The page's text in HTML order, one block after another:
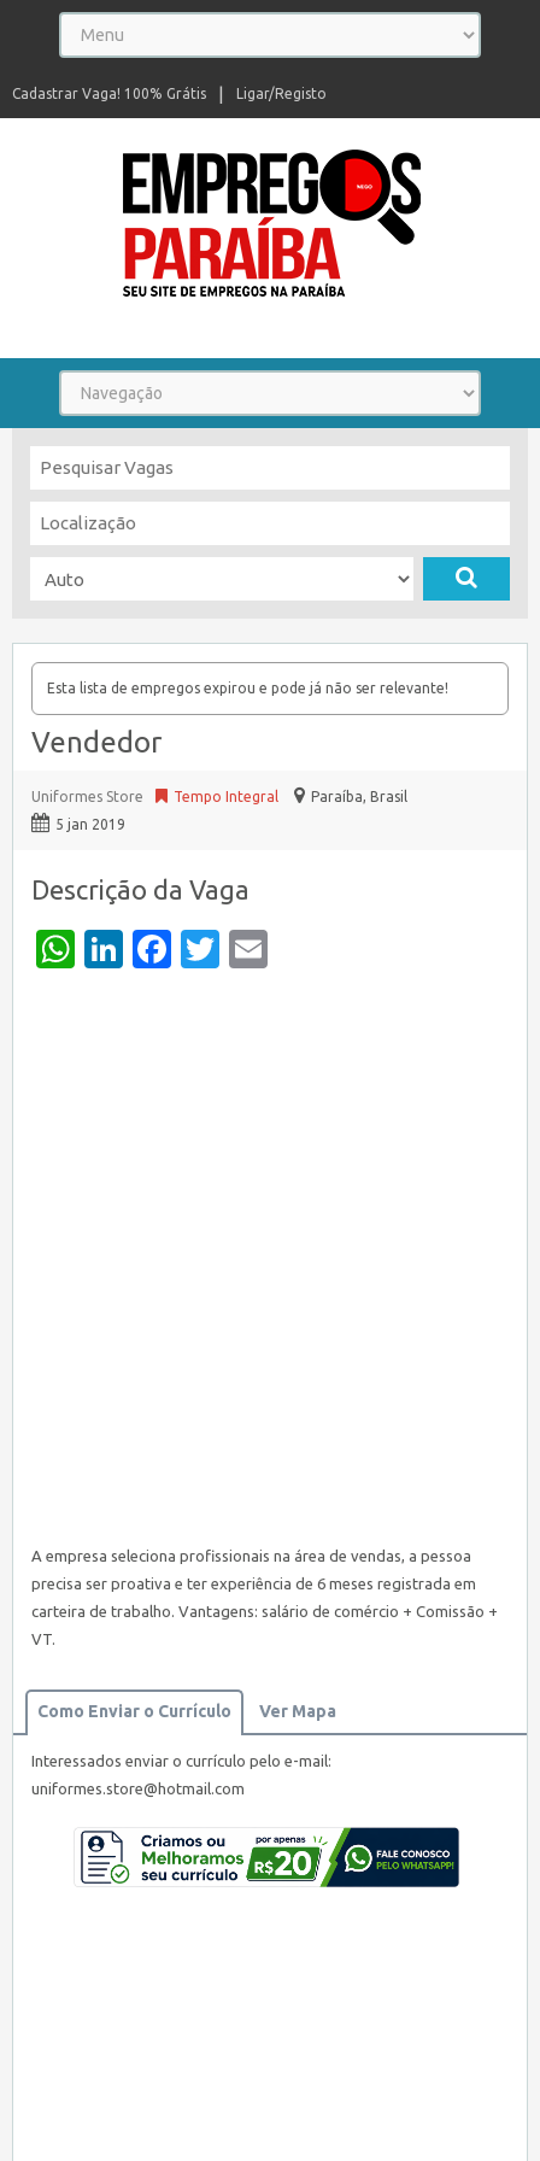
Ligar/Registo
Cadastrar Vaga! 100% Grátis
Esta lista de empregos expirou e pode já não ser relevante!
Vendedor
Uniformes Store Tempo Integral Paraíba, Brasil
5 jan 2019
Descrição da Vaga
WhatsApp
LinkedIn
Facebook
Twitter
A empresa seleciona profissionais na área de vendas, a pessoa
precisa ser proativa e ter experiência de 6 meses registrada em
carteira de trabalho. Vantagens: salário de comércio + Comissão +
VT.
Como Enviar o Currículo Ver Mapa
Interessados enviar o currículo pelo e-mail:
uniformes.store@hotmail.com